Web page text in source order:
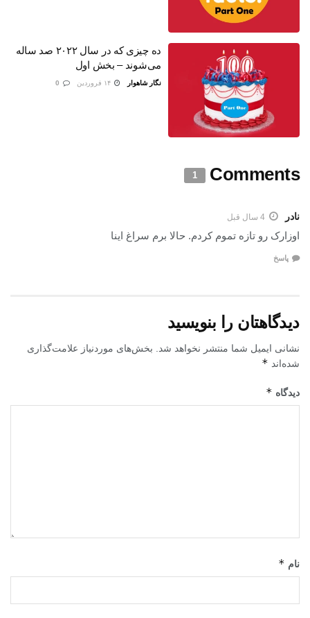
ده چیزی که در سال ۲۰۲۲ صد ساله
می‌شوند – بخش اول
نگار شاهوار
Comments
1
نادر 4 سال قبل
اوزارک رو تازه تموم کردم. حالا برم سراغ اینا
پاسخ
دیدگاهتان را بنویسید
نشانی ایمیل شما منتشر نخواهد شد. بخش‌های موردنیاز علامت‌گذاری
شده‌اند *
دیدگاه *
نام *